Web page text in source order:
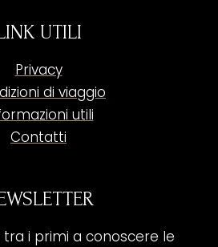
UTILI
Privacy
di viaggio
utili
Contatti
tra i primi a conoscere le